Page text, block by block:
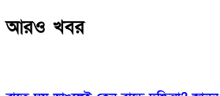
আরও খবর